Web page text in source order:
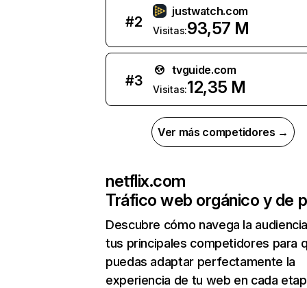
#2
justwatch.com
Visitas:93,57 M
#3
tvguide.com
Visitas:12,35 M
Ver más competidores →
netflix.com
Tráfico web orgánico y de
Descubre cómo navega la
tus principales competidores para
puedas adaptar perfectamente la
experiencia de tu web en cada